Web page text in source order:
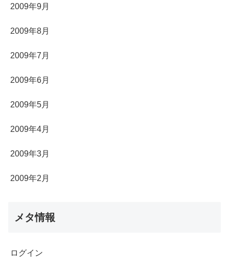
2009年9月
2009年8月
2009年7月
2009年6月
2009年5月
2009年4月
2009年3月
2009年2月
メタ情報
ログイン